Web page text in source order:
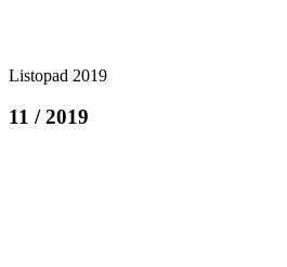
Listopad 2019
11 / 2019